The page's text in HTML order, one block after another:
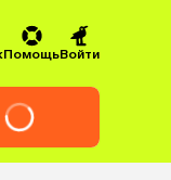
ПомощьВойти